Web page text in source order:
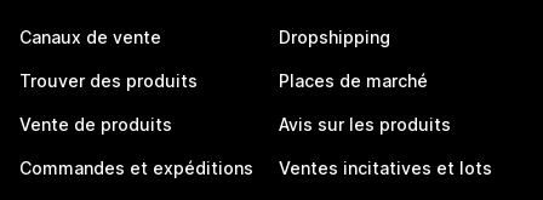
Canaux de vente
Trouver des produits
Vente de produits
Commandes et expéditions
Dropshipping
Places de marché
Avis sur les produits
Ventes incitatives et lots